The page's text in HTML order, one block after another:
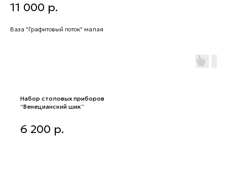
11 000 р.
Ваза "Графитовый поток" малая
Набор столовых приборов
“Венецианский шик”
“Венецианский шик”
6 200 р.